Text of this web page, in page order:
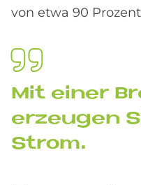
von etwa 90
Mit ei­ner
er­zeu­gen
Strom.